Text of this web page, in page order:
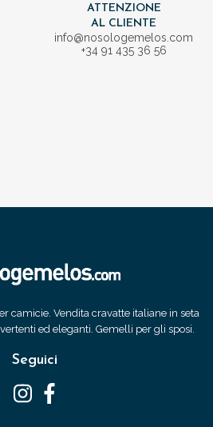
ATTENZIONE
AL CLIENTE
info@nosologemelos.com
+34 91 435 36 56
camicie. Vendita cravatte italiane in seta
ed eleganti. Gemelli per gli sposi.
Seguici